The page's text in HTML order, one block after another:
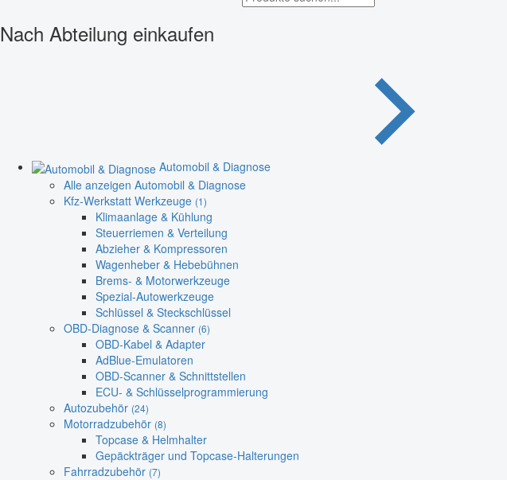
Nach Abteilung einkaufen
Automobil & Diagnose
Alle anzeigen Automobil & Diagnose
Kfz-Werkstatt Werkzeuge (1)
Klimaanlage & Kühlung
Steuerriemen & Verteilung
Abzieher & Kompressoren
Wagenheber & Hebebühnen
Brems- & Motorwerkzeuge
Spezial-Autowerkzeuge
Schlüssel & Steckschlüssel
OBD-Diagnose & Scanner (6)
OBD-Kabel & Adapter
AdBlue-Emulatoren
OBD-Scanner & Schnittstellen
ECU- & Schlüsselprogrammierung
Autozubehör (24)
Motorradzubehör (8)
Topcase & Helmhalter
Gepäckträger und Topcase-Halterungen
Fahrradzubehör (7)